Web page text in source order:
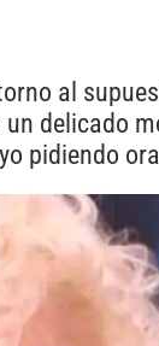
al
delicado
pidiendo